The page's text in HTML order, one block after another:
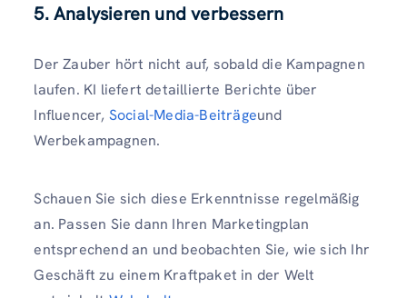
5. Analysieren und verbessern
Der Zauber hört nicht auf, sobald die Kampagnen
laufen. KI liefert detaillierte Berichte über
Influencer, Social-Media-Beiträgeund
Werbekampagnen.
Schauen Sie sich diese Erkenntnisse regelmäßig
an. Passen Sie dann Ihren Marketingplan
entsprechend an und beobachten Sie, wie sich Ihr
Geschäft zu einem Kraftpaket in der Welt